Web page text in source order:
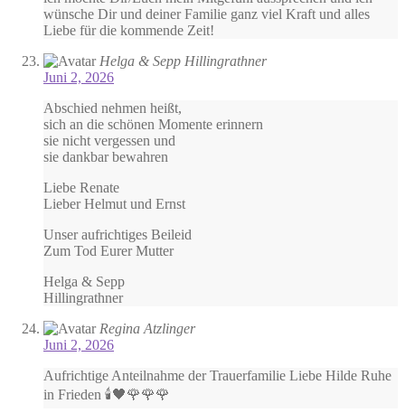
wünsche Dir und deiner Familie ganz viel Kraft und alles
Liebe für die kommende Zeit!
Helga & Sepp Hillingrathner
Juni 2, 2026
Abschied nehmen heißt,
sich an die schönen Momente erinnern
sie nicht vergessen und
sie dankbar bewahren
Liebe Renate
Lieber Helmut und Ernst
Unser aufrichtiges Beileid
Zum Tod Eurer Mutter
Helga & Sepp
Hillingrathner
Regina Atzlinger
Juni 2, 2026
Aufrichtige Anteilnahme der Trauerfamilie Liebe Hilde Ruhe
in Frieden 🕯🖤🌹🌹🌹